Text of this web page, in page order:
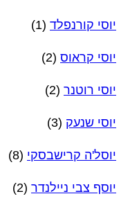
יוסי קורנפלד (1)
יוסי קראוס (2)
יוסי רוטנר (2)
יוסי שנעק (3)
יוסל'ה קרישבסקי (8)
יוסף צבי ניילנדר (2)